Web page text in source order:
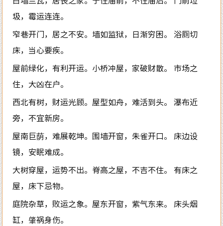
圾，霉运连连。
窄巷开门，居之不安。墙如监狱，日渐穷困。 浴厕切
床，当心要疾。
屋前绿化，有利开运。小桥冲屋，家破财散。 市场之
住，大凶在户。
西北有树，财运光顾。屋型如舟，难活到头。 瀑布近
旁，不宜新房。
屋南巨荫，难展乾坤。围墙开窗，朱雀开口。 床边设
镜，安眠难成。
大树穿屋，运势不出。脊高之屋，不吉不住。 有床之
屋，床下忌物。
庭院杂草，败运之象。屋东开窗，紫气东来。 床头烟
缸，肇祸身伤。